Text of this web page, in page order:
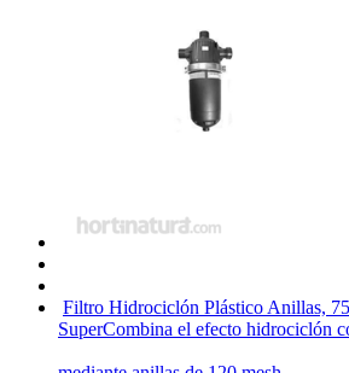
Filtro Hidrociclón Plástico Anillas,
SuperCombina el efecto hidrociclón